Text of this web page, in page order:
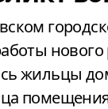
жильцы